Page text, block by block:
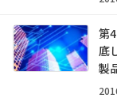
第
底
製